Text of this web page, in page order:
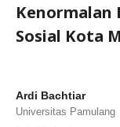
Kenormalan
Sosial Kota
Ardi Bachtiar
Universitas Pamulang